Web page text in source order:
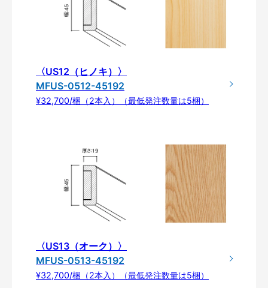
〈US12（ヒノキ）〉
MFUS-0512-45192
¥32,700/梱（2本入）（最低発注数量は5梱）
〈US13（オーク）〉
MFUS-0513-45192
¥32,700/梱（2本入）（最低発注数量は5梱）